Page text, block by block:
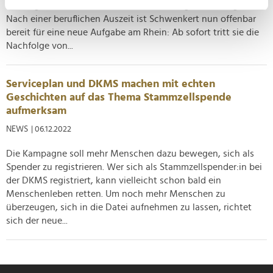
bestimmten Merkmalen (Fingerprinting) identifizieren
Erfahren Sie mehr darüber, wie Ihre persönlichen Daten
verarbeitet werden, und legen Sie Ihre Präferenzen im
Abschnitt Einzelheitenfest.
Wir verwenden Cookies, um Inhalte und Anzeigen zu
personalisieren, Funktionen für soziale Medien anbieten
zu können und die Zugriffe auf unsere Website zu
Verwendung unserer Website an unsere Partner für
soziale Medien, Werbung und Analysen weiter. Unsere
Partner führen diese Informationen möglicherweise mit
weiteren Daten zusammen, die Sie ihnen bereitgestellt
haben oder die sie im Rahmen Ihrer Nutzung der Dienste
Nach einer beruflichen Auszeit ist Schwenkert nun offenbar
bereit für eine neue Aufgabe am Rhein: Ab sofort tritt sie die
Nachfolge von...
Serviceplan und DKMS machen mit echten
Geschichten auf das Thema Stammzellspende
aufmerksam
NEWS | 06.12.2022
Die Kampagne soll mehr Menschen dazu bewegen, sich als
Spender zu registrieren. Wer sich als Stammzellspender:in bei
der DKMS registriert, kann vielleicht schon bald ein
Menschenleben retten. Um noch mehr Menschen zu
überzeugen, sich in die Datei aufnehmen zu lassen, richtet
sich der neue...